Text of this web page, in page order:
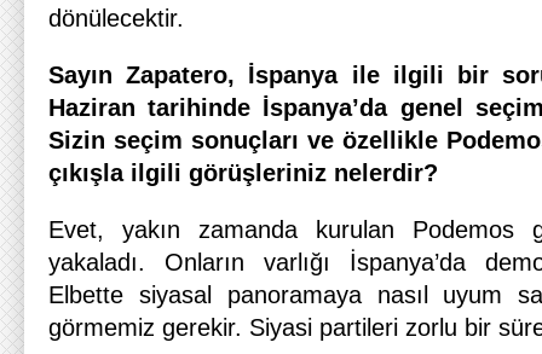
dönülecektir.
Sayın Zapatero, İspanya ile ilgili bir
Haziran tarihinde İspanya’da genel
Sizin seçim sonuçları ve özellikle
çıkışla ilgili görüşleriniz nelerdir?
Evet, yakın zamanda kurulan Podemos
yakaladı. Onların varlığı İspanya’da
Elbette siyasal panoramaya nasıl uyum
görmemiz gerekir. Siyasi partileri zorlu bir